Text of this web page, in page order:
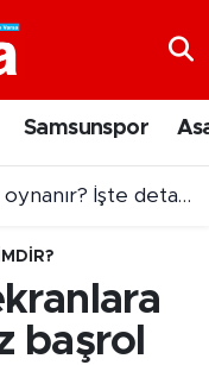
Samsunspor
dönüyor!
başrol
Fikstür